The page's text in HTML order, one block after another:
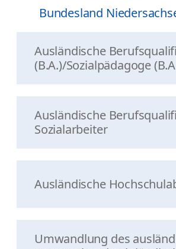
Bundesland
Ausländische
(B.A.)/Sozialpädagoge
Ausländische
Sozialarbeiter
Ausländische
Umwandlung des